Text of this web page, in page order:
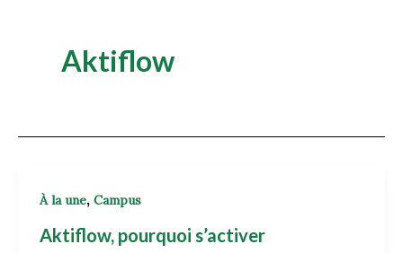
Aktiflow
À la une, Campus
Aktiflow, pourquoi s’activer